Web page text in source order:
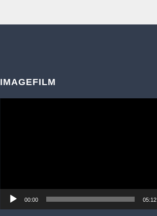
IMAGEFILM
00:00 05:12